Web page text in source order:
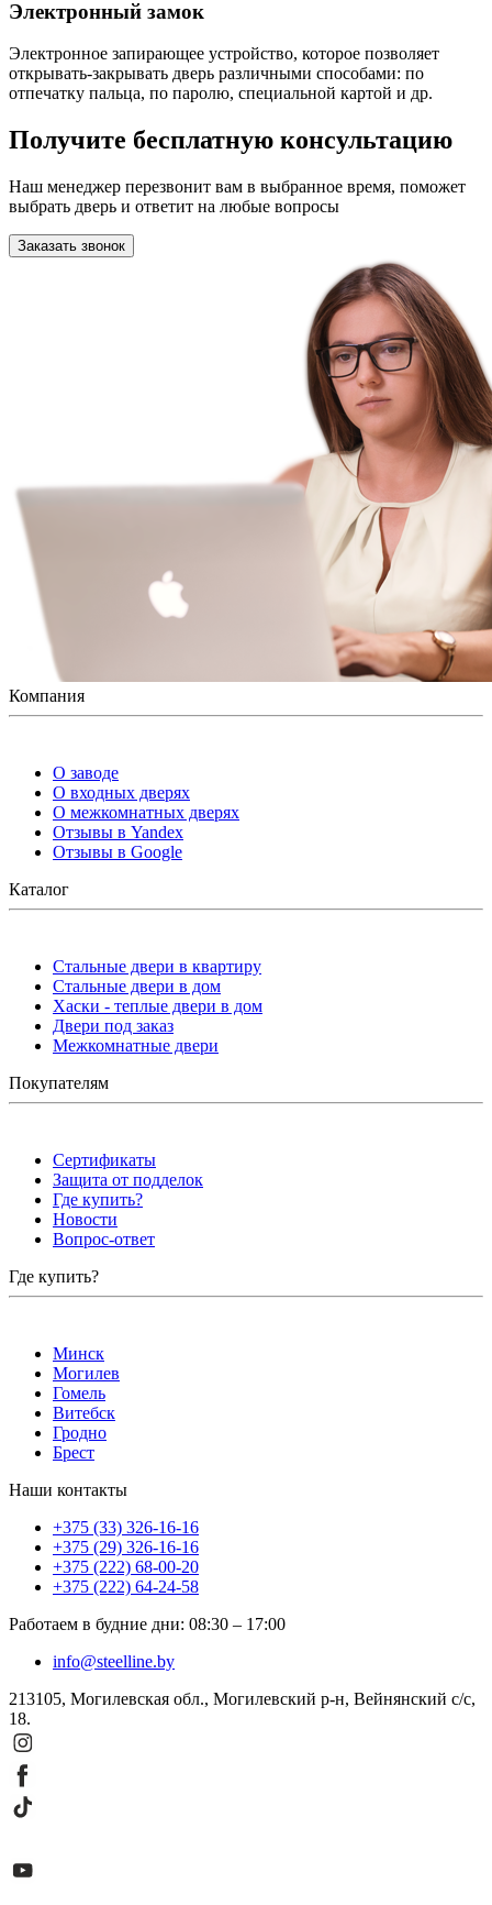
Электронный замок
Электронное запирающее устройство, которое позволяет
открывать-закрывать дверь различными способами: по
отпечатку пальца, по паролю, специальной картой и др.
Получите бесплатную консультацию
Наш менеджер перезвонит вам в выбранное время, поможет
выбрать дверь и ответит на любые вопросы
Заказать звонок
Компания
О заводе
О входных дверях
О межкомнатных дверях
Отзывы в Yandex
Отзывы в Google
Каталог
Стальные двери в квартиру
Стальные двери в дом
Хаски - теплые двери в дом
Двери под заказ
Межкомнатные двери
Покупателям
Сертификаты
Защита от подделок
Где купить?
Новости
Вопрос-ответ
Где купить?
Минск
Могилев
Гомель
Витебск
Гродно
Брест
Наши контакты
+375 (33) 326-16-16
+375 (29) 326-16-16
+375 (222) 68-00-20
+375 (222) 64-24-58
Работаем в будние дни: 08:30 – 17:00
info@steelline.by
213105, Могилевская обл., Могилевский р-н, Вейнянский с/с,
18.